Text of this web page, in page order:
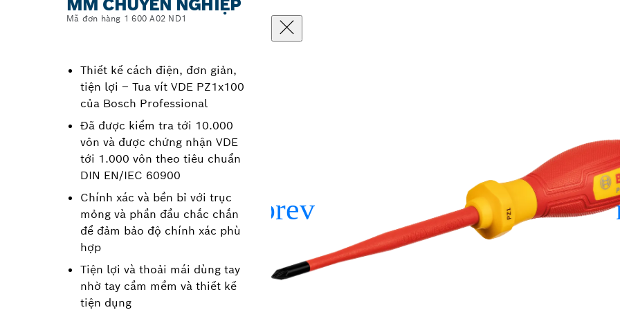
MM CHUYÊN NGHIỆP
Mã đơn hàng 1 600 A02 ND1
Thiết kế cách điện, đơn giản,
tiện lợi – Tua vít VDE PZ1x100
của Bosch Professional
Đã được kiểm tra tới 10.000
vôn và được chứng nhận VDE
tới 1.000 vôn theo tiêu chuẩn
DIN EN/IEC 60900
Chính xác và bền bỉ với trục
mỏng và phần đầu chắc chắn
để đảm bảo độ chính xác phù
hợp
Tiện lợi và thoải mái dùng tay
nhờ tay cầm mềm và thiết kế
tiện dụng